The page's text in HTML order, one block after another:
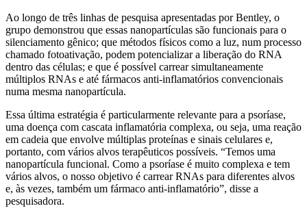
Ao longo de três linhas de pesquisa apresentadas por Bentley, o
grupo demonstrou que essas nanopartículas são funcionais para o
silenciamento gênico; que métodos físicos como a luz, num processo
chamado fotoativação, podem potencializar a liberação do RNA
dentro das células; e que é possível carrear simultaneamente
múltiplos RNAs e até fármacos anti-inflamatórios convencionais
numa mesma nanopartícula.
Essa última estratégia é particularmente relevante para a psoríase,
uma doença com cascata inflamatória complexa, ou seja, uma reação
em cadeia que envolve múltiplas proteínas e sinais celulares e,
portanto, com vários alvos terapêuticos possíveis. “Temos uma
nanopartícula funcional. Como a psoríase é muito complexa e tem
vários alvos, o nosso objetivo é carrear RNAs para diferentes alvos
e, às vezes, também um fármaco anti-inflamatório”, disse a
pesquisadora.